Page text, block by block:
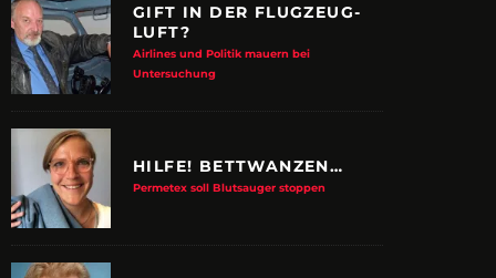
GIFT IN DER FLUGZEUG-
LUFT?
Airlines und Politik mauern bei
Untersuchung
HILFE! BETTWANZEN…
Permetex soll Blutsauger stoppen